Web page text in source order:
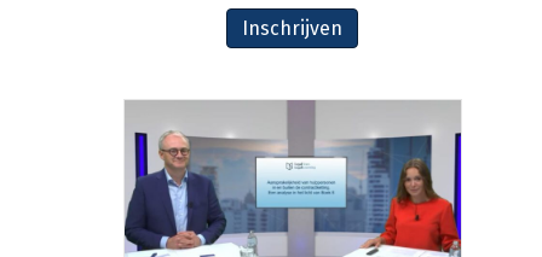
Inschrijven